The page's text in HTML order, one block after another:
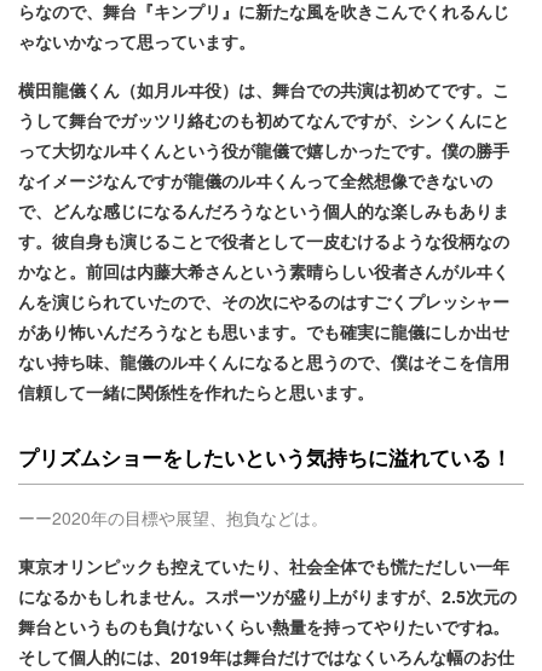
らなので、舞台『キンプリ』に新たな風を吹きこんでくれるんじ
ゃないかなって思っています。
横田龍儀くん（如月ルヰ役）は、舞台での共演は初めてです。こ
うして舞台でガッツリ絡むのも初めてなんですが、シンくんにと
って大切なルヰくんという役が龍儀で嬉しかったです。僕の勝手
なイメージなんですが龍儀のルヰくんって全然想像できないの
で、どんな感じになるんだろうなという個人的な楽しみもありま
す。彼自身も演じることで役者として一皮むけるような役柄なの
かなと。前回は内藤大希​さんという素晴らしい役者さんがルヰく
んを演じられていたので、その次にやるのはすごくプレッシャー
があり怖いんだろうなとも思います。でも確実に龍儀にしか出せ
ない持ち味、龍儀のルヰくんになると思うので、僕はそこを信用
信頼して一緒に関係性を作れたらと思います。
プリズムショーをしたいという気持ちに溢れている！
ーー2020年の目標や展望、抱負などは。
東京オリンピックも控えていたり、社会全体でも慌ただしい一年
になるかもしれません。スポーツが盛り上がりますが、2.5次元の
舞台というものも負けないくらい熱量を持ってやりたいですね。
そして個人的には、2019年は舞台だけではなくいろんな幅のお仕